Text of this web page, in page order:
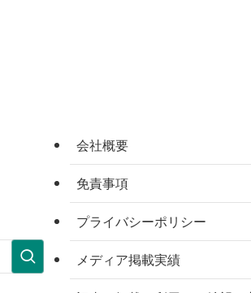
会社概要
免責事項
プライバシーポリシー
メディア掲載実績